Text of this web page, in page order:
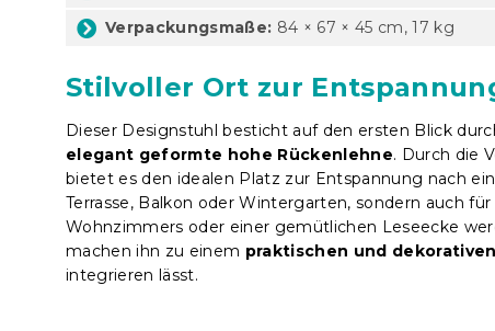
Verpackungsmaße: 84 × 67 × 45 cm, 17 kg
Stilvoller Ort zur
Dieser Designstuhl besticht auf den ersten Blick
elegant geformte hohe Rückenlehne. Durch die
bietet es den idealen Platz zur Entspannung nach
Terrasse, Balkon oder Wintergarten, sondern auch
Wohnzimmers oder einer gemütlichen Leseecke
machen ihn zu einem praktischen und
integrieren lässt.